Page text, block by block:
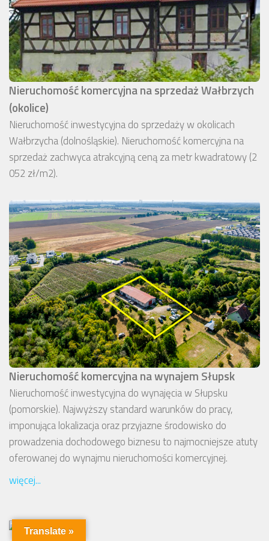
Nieruchomość komercyjna na sprzedaż Wałbrzych
(okolice)
Nieruchomość inwestycyjna do sprzedaży w okolicach
Wałbrzycha (dolnośląskie). Nieruchomość komercyjna na
sprzedaż zachwyca atrakcyjną ceną za metr kwadratowy (2
052 zł/m2).
Nieruchomość komercyjna na wynajem Słupsk
Nieruchomość inwestycyjna do wynajęcia w Słupsku
(pomorskie). Najwyższy standard warunków do pracy,
imponująca lokalizacja oraz przyjazne środowisko do
prowadzenia dochodowego biznesu to najmocniejsze atuty
oferowanej do wynajmu nieruchomości komercyjnej.
więcej...
Translate »